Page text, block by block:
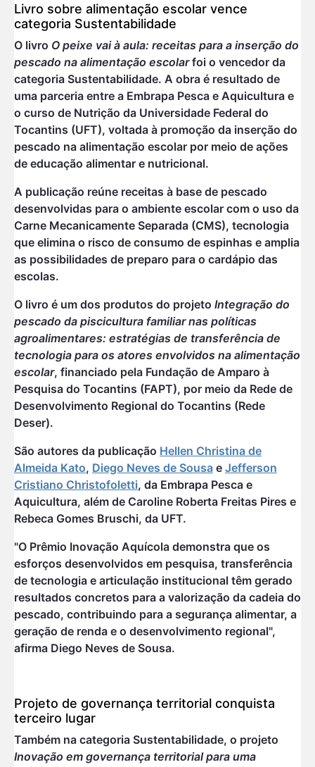
Livro sobre alimentação escolar vence
categoria Sustentabilidade
O livro O peixe vai à aula: receitas para a inserção do
pescado na alimentação escolarfoi o vencedor da
categoria Sustentabilidade. A obra é resultado de
uma parceria entre a Embrapa Pesca e Aquicultura e
o curso de Nutrição da Universidade Federal do
Tocantins (UFT), voltada à promoção da inserção do
pescado na alimentação escolar por meio de ações
de educação alimentar e nutricional.
A publicação reúne receitas à base de pescado
desenvolvidas para o ambiente escolar com o uso da
Carne Mecanicamente Separada (CMS), tecnologia
que elimina o risco de consumo de espinhas e amplia
as possibilidades de preparo para o cardápio das
escolas.
O livro é um dos produtos do projeto Integração do
pescado da piscicultura familiar nas políticas
agroalimentares: estratégias de transferência de
tecnologia para os atores envolvidos na alimentação
escolar, financiado pela Fundação de Amparo à
Pesquisa do Tocantins (FAPT), por meio da Rede de
Desenvolvimento Regional do Tocantins (Rede
Deser).
São autores da publicação Hellen Christina de
Almeida Kato, Diego Neves de Sousa e Jefferson
Cristiano Christofoletti, da Embrapa Pesca e
Aquicultura, além de Caroline Roberta Freitas Pires e
Rebeca Gomes Bruschi, da UFT.
"O Prêmio Inovação Aquícola demonstra que os
esforços desenvolvidos em pesquisa, transferência
de tecnologia e articulação institucional têm gerado
resultados concretos para a valorização da cadeia do
pescado, contribuindo para a segurança alimentar, a
geração de renda e o desenvolvimento regional",
afirma Diego Neves de Sousa.
Projeto de governança territorial conquista
terceiro lugar
Também na categoria Sustentabilidade, o projeto
Inovação em governança territorial para uma